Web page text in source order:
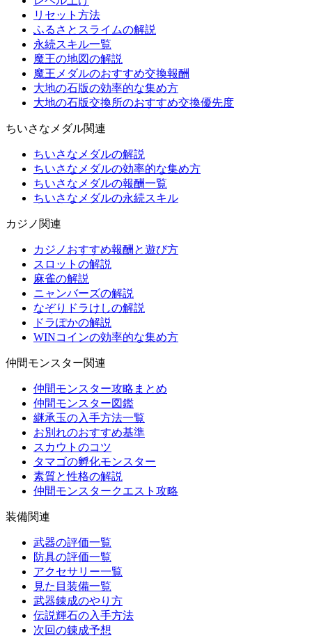
リセット方法
ふるさとスライムの解説
永続スキル一覧
魔王の地図の解説
魔王メダルのおすすめ交換報酬
大地の石版の効率的な集め方
大地の石版交換所のおすすめ交換優先度
ちいさなメダル関連
ちいさなメダルの解説
ちいさなメダルの効率的な集め方
ちいさなメダルの報酬一覧
ちいさなメダルの永続スキル
カジノ関連
カジノおすすめ報酬と遊び方
スロットの解説
麻雀の解説
ニャンバーズの解説
なぞりドラけしの解説
ドラぽかの解説
WINコインの効率的な集め方
仲間モンスター関連
仲間モンスター攻略まとめ
仲間モンスター図鑑
継承玉の入手方法一覧
お別れのおすすめ基準
スカウトのコツ
タマゴの孵化モンスター
素質と性格の解説
仲間モンスタークエスト攻略
装備関連
武器の評価一覧
防具の評価一覧
アクセサリー一覧
見た目装備一覧
武器錬成のやり方
伝説輝石の入手方法
次回の錬成予想